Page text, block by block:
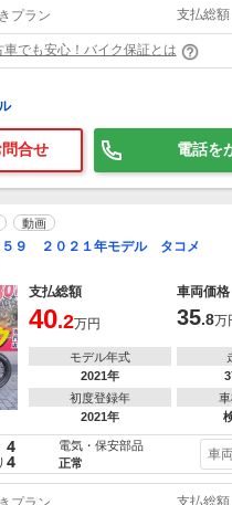
プラン 支払総額
車でも安心！バイク保証とは
合せ 電話を
動画
９ ２０２１年モデル タコメ
支払総額
車両価格
40.2万円 35.8万
モデル年式
2021年
初度登録年
2021年
4
4
電気・保安部品
正常
車
支払総額